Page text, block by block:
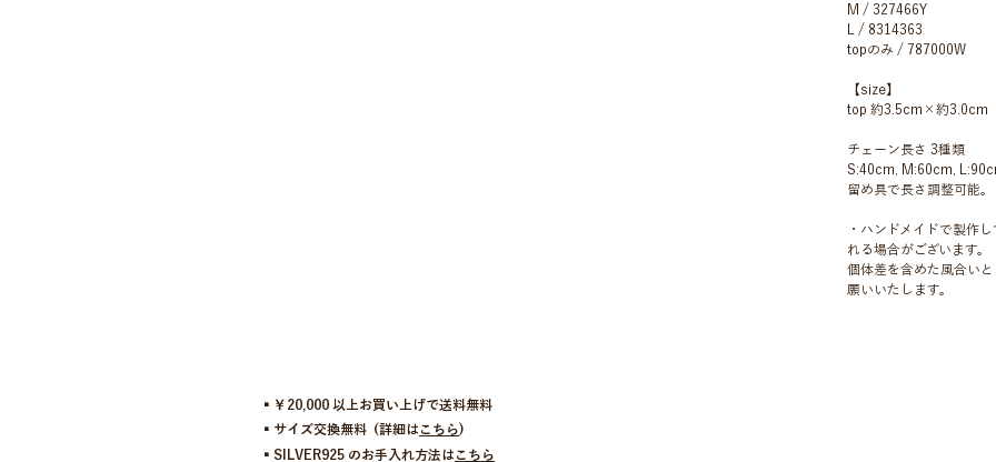
M / 327466Y
L / 8314363
topのみ / 787000W
【size】
top 約3.5cm×約3.0cm
チェーン長さ 3種類
S:40cm, M:60cm,
留め具で長さ調整可能。
・ハンドメイドで製作
れる場合がございます。
個体差を含めた風合い
願いいたします。
▪︎￥20,000 以上お買い上げで送料無料
▪︎サイズ交換無料 (詳細は こちら)
▪︎SILVER925 のお手入れ方法は こちら